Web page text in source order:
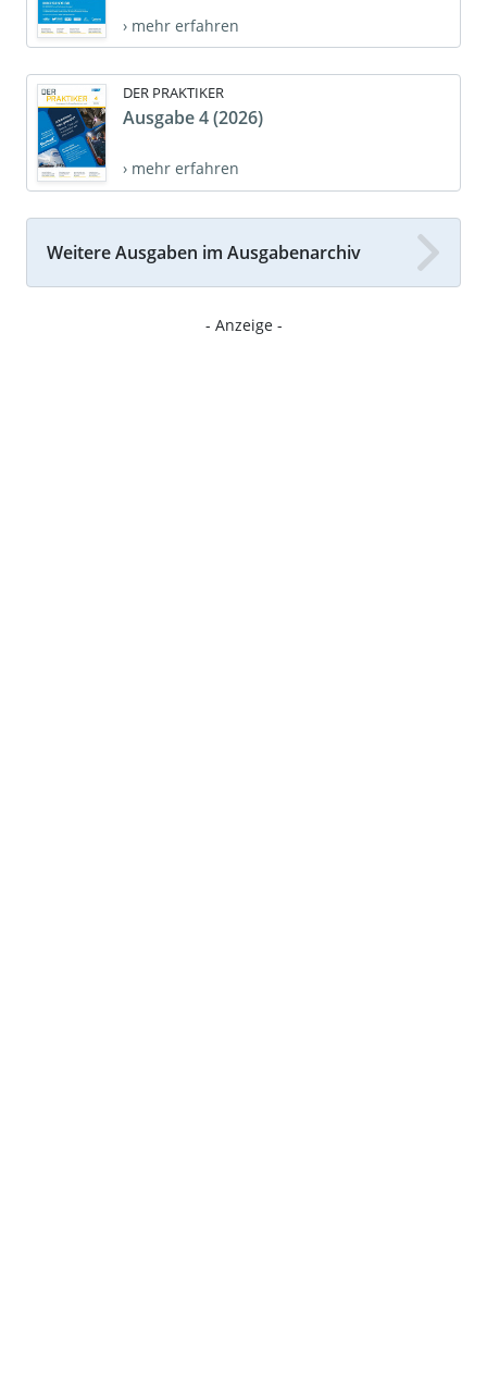
› mehr erfahren
DER PRAKTIKER
Ausgabe 4 (2026)
› mehr erfahren
Weitere Ausgaben im Ausgabenarchiv
- Anzeige -